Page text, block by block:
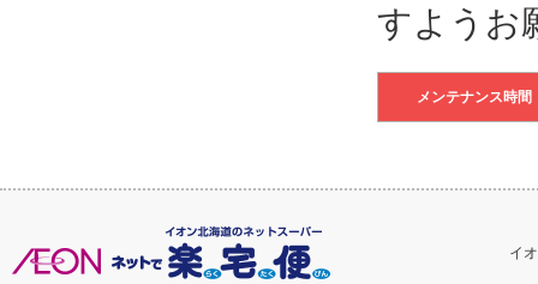
すようお
メンテナンス時間
イ